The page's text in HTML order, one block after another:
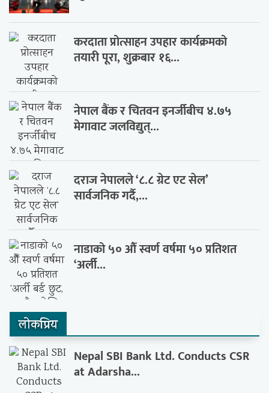
करदाता प्रोत्साहन उपहार कार्यक्रमको
तयारी पूरा, शुक्रबार १६...
नेपाल बैंक र चितवन इनर्जीबीच ४.७५
मेगावाट जलविद्युत्...
दराज नेपालले ‘८.८ ग्रेट एट सेल’
सार्वजनिक गर्दै,...
नाडाको ५० औँ स्वर्ण वर्षमा ५० प्रतिशत
‘अर्ली...
लाेकप्रिय
Nepal SBI Bank Ltd. Conducts CSR
at Adarsha...